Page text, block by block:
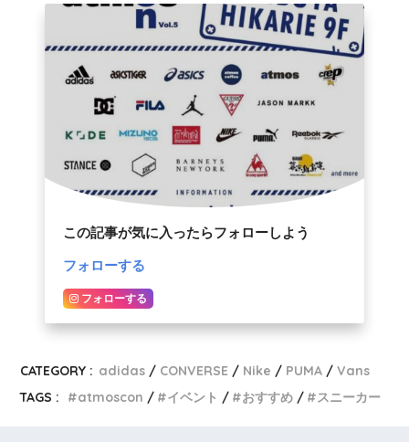
この記事が気に入ったらフォローしよう
フォローする
フォローする
CATEGORY : adidas CONVERSE Nike PUMA
Vans
TAGS :
atmoscon イベント おすすめ スニーカー